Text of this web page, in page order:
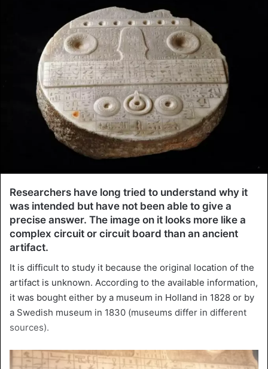
Researchers have long tried to understand why it
was intended but have not been able to give a
precise answer. The image on it looks more like a
complex circuit or circuit board than an ancient
artifact.
It is difficult to study it because the original location of the
artifact is unknown. According to the available information,
it was bought either by a museum in Holland in 1828 or by
a Swedish museum in 1830 (museums differ in different
sources).